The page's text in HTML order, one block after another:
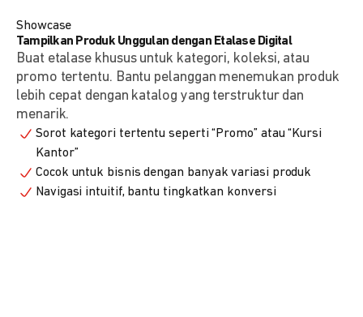
Showcase
Tampilkan Produk Unggulan dengan Etalase Digital
Buat etalase khusus untuk kategori, koleksi, atau
promo tertentu. Bantu pelanggan menemukan produk
lebih cepat dengan katalog yang terstruktur dan
menarik.
Sorot kategori tertentu seperti “Promo” atau “Kursi
Kantor”
Cocok untuk bisnis dengan banyak variasi produk
Navigasi intuitif, bantu tingkatkan konversi